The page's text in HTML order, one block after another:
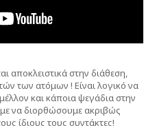
αποκλειστικά στην διάθεση,
των ατόμων ! Είναι λογικό να
και κάποια ψεγάδια στην
να διορθώσουμε ακριβώς
ίδιους τους συντάκτες!